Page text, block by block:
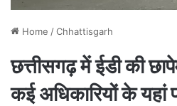
Home /Chhattisgarh
छत्तीसगढ़ में ईडी की
कई अधिकारियों के यहां